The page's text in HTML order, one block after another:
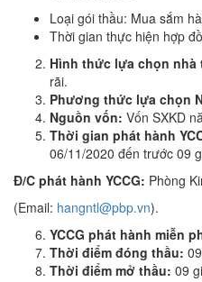
Loại gói thầu: Mua sắm
Thời gian thực hiện hợp
Hình thức lựa chọn nhà
rãi.
Phương thức lựa chọn
Nguồn vốn: Vốn SXKD
Thời gian phát hành
06/11/2020 đến trước 09
Đ/C phát hành YCCG: Phòng
(Email: hangntl@pbp.vn).
YCCG phát hành miễn
Thời điểm đóng thầu:
Thời điểm mở thầu: 09